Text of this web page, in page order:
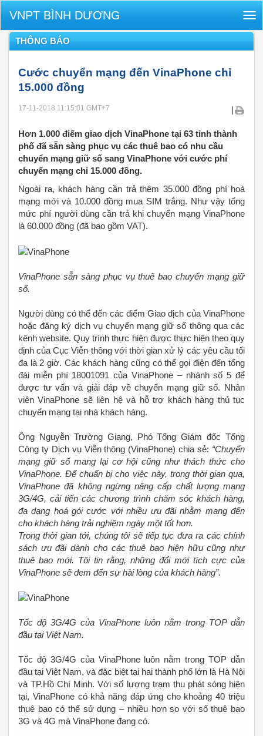
VNPT BÌNH DƯƠNG
THÔNG BÁO
Cước chuyển mạng đến VinaPhone chỉ
15.000 đồng
17-11-2018 11:15:01 GMT+7 |
Hơn 1.000 điểm giao dịch VinaPhone tại 63 tỉnh thành
phố đã sẵn sàng phục vụ các thuê bao có nhu cầu
chuyển mạng giữ số sang VinaPhone với cước phí
chuyển mạng chỉ 15.000 đồng.
Ngoài ra, khách hàng cần trả thêm 35.000 đồng phí hoà
mạng mới và 10.000 đồng mua SIM trắng. Như vậy tổng
mức phí người dùng cần trả khi chuyển mạng VinaPhone
là 60.000 đồng (đã bao gồm VAT).
VinaPhone sẵn sàng phục vụ thuê bao chuyển mạng giữ
số.
Người dùng có thể đến các điểm Giao dịch của VinaPhone
hoặc đăng ký dịch vụ chuyển mạng giữ số thông qua các
kênh website. Quy trình thực hiện được thực hiện theo quy
định của Cục Viễn thông với thời gian xử lý các yêu cầu tối
đa là 2 giờ. Các khách hàng cũng có thể gọi điện đến tổng
đài miễn phí 18001091 của VinaPhone – nhánh số 5 để
được tư vấn và giải đáp về chuyển mạng giữ số. Nhân
viên VinaPhone sẽ liên hệ và hỗ trợ khách hàng thủ tục
chuyển mạng tại nhà khách hàng.
Ông Nguyễn Trường Giang, Phó Tổng Giám đốc Tổng
Công ty Dịch vụ Viễn thông (VinaPhone) chia sẻ: “Chuyển
mạng giữ số mang lại cơ hội cũng như thách thức cho
VinaPhone. Để chuẩn bị cho việc này, trong thời gian qua,
VinaPhone đã không ngừng nâng cấp chất lượng mạng
3G/4G, cải tiến các chương trình chăm sóc khách hàng,
đa dạng hoá gói cước với nhiều ưu đãi nhằm mang đến
cho khách hàng trải nghiệm ngày một tốt hơn.
Trong thời gian tới, chúng tôi sẽ tiếp tục đưa ra các chính
sách ưu đãi dành cho các thuê bao hiện hữu cũng như
thuê bao mới. Tôi tin rằng, những đổi mới tích cực của
VinaPhone sẽ đem đến sự hài lòng của khách hàng”.
Tốc độ 3G/4G của VinaPhone luôn nằm trong TOP dẫn
đầu tại Việt Nam.
Tốc độ 3G/4G của VinaPhone luôn nằm trong TOP dẫn
đầu tại Việt Nam, và đặc biệt tại hai thành phố lớn là Hà Nội
và TP.Hồ Chí Minh. Với số lượng trạm thu phát sóng hiện
tại, VinaPhone có khả năng đáp ứng cho khoảng 40 triệu
thuê bao có thể sử dụng – nhiều hơn so với số thuê bao
3G và 4G mà VinaPhone đang có.